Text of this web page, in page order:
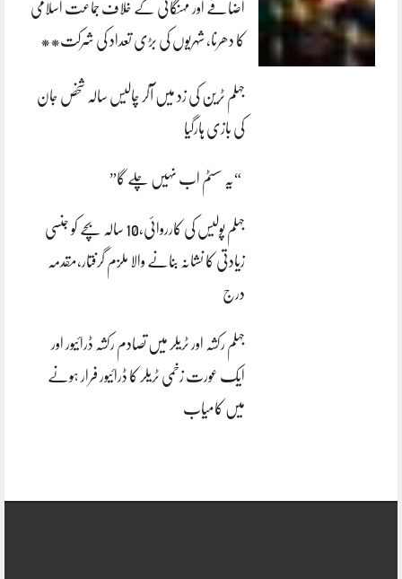
اضافے اور مہنگائی کے خلاف جماعت اسلامی
کا دھرنا، شہریوں کی بڑی تعداد کی شرکت**
جہلم ٹرین کی زد میں آکر چالیس سالہ شخص جان
کی بازی ہارگیا
“یہ سسٹم اب نہیں چلے گا”
جہلم پولیس کی کارروائی،10 سالہ بچے کو جنسی
زیادتی کا نشانہ بنانے والا ملزم گرفتار،مقدمہ
درج
جہلم رکشہ اور ٹریلر میں تصادم رکشہ ڈرائیور اور
ایک عورت زخمی ٹریلر کا ڈرائیور فرار ہونے
میں کامیاب